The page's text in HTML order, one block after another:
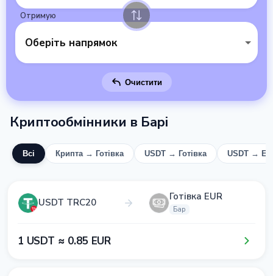
Отримую
Оберіть напрямок
Очистити
Криптообмінники в Барі
Всі Крипта → Готівка USDT → Готівка USDT →
USDT TRC20 Готівка EUR
Бар
1​ USDT ≈ 0​.8​5​ EUR